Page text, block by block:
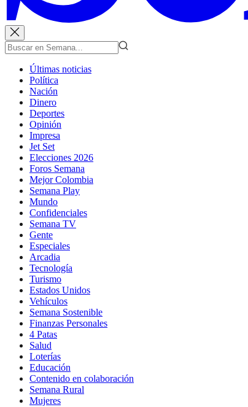
Últimas noticias
Política
Nación
Dinero
Deportes
Opinión
Impresa
Jet Set
Elecciones 2026
Foros Semana
Mejor Colombia
Semana Play
Mundo
Confidenciales
Semana TV
Gente
Especiales
Arcadia
Tecnología
Turismo
Estados Unidos
Vehículos
Semana Sostenible
Finanzas Personales
4 Patas
Salud
Loterías
Educación
Contenido en colaboración
Semana Rural
Mujeres